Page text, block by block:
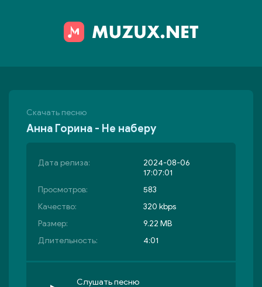
Скачать песню
Анна Горина - Не наберу
Дата релиза:
2024-08-06
17:07:01
Просмотров:
583
Качество:
320 kbps
Размер:
9.22 MB
Длительность:
4:01
Слушать песню